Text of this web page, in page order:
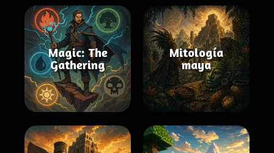
Magic: The
Gathering
Mitología
maya